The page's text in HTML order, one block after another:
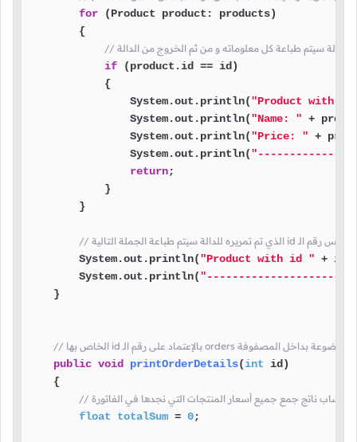
for (Product product: products)
        {
if (product.id == id)
            {
                System.out.println(
"Product with
                System.out.println(
"Name: " +
                System.out.println(
"Price: " +
                System.out.println(
return;
            }
        }
        System.out.println(
"Product with id " + id
        System.out.println(
"----------------------"
    }
public void printOrderDetails(int id)
    {
float totalSum = 0;